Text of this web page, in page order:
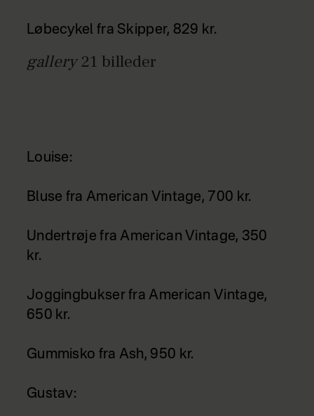
Løbecykel fra Skipper, 829 kr.
gallery 21 billeder
Louise:
Bluse fra American Vintage, 700 kr.
Undertrøje fra American Vintage, 350
kr.
Joggingbukser fra American Vintage,
650 kr.
Gummisko fra Ash, 950 kr.
Gustav: